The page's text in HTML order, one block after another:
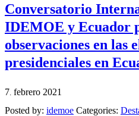
Conversatorio
IDEMOE y Ecuador
observaciones en las
presidenciales en
7 febrero 2021
Posted by: idemoe Categories: